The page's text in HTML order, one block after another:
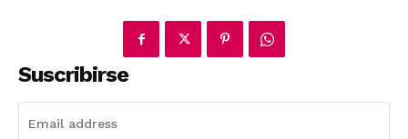
Suscribirse